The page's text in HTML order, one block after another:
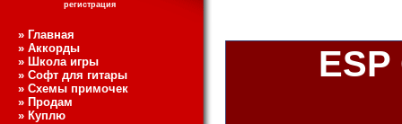
регистрация
» Главная
» Аккорды
» Школа игры
» Софт для гитары
» Схемы примочек
» Продам
» Куплю